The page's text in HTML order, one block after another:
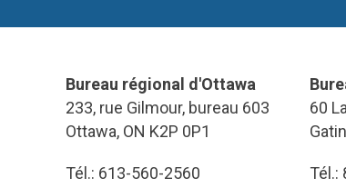
Bureau régional d'Ottawa
233, rue Gilmour, bureau 603
Ottawa, ON K2P 0P1
Tél.: 613-560-2560
60
Tél.: